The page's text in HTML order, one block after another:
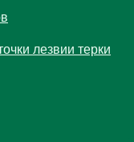
лезвии терки